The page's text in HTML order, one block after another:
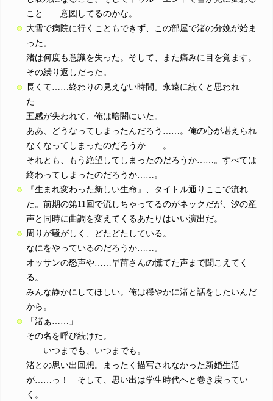
こと……意図してるのかな。
大雪で病院に行くこともできず、この部屋で渚の分娩が始ま
った。
渚は何度も意識を失った。そして、また痛みに目を覚ます。
その繰り返しだった。
長くて……終わりの見えない時間。永遠に続くと思われ
た……
五感が失われて、俺は暗闇にいた。
ああ、どうなってしまったんだろう……。俺の心が堪えられ
なくなってしまったのだろうか……。
それとも、もう絶望してしまったのだろうか……。すべては
終わってしまったのだろうか……。
『生まれ変わった新しい生命』、タイトル通りここで流れ
た。前期の第11回で流しちゃってるのがネックだが、汐の産
声と同時に曲調を変えてくるあたりはいい演出だ。
周りが騒がしく、どたどたしている。
なにをやっているのだろうか……。
オッサンの怒声や……早苗さんの慌てた声まで聞こえてく
る。
みんな静かにしてほしい。俺は穏やかに渚と話をしたいんだ
から。
「渚ぁ……」
その名を呼び続けた。
……いつまでも、いつまでも。
渚との思い出回想。まったく描写されなかった新婚生活
が……っ！ そして、思い出は学生時代へと巻き戻ってい
く。